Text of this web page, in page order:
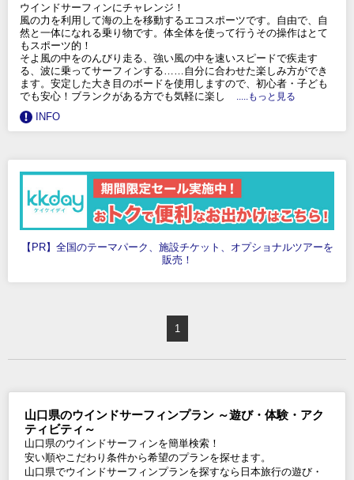
ウインドサーフィンにチャレンジ！
風の力を利用して海の上を移動するエコスポーツです。自由で、自
然と一体になれる乗り物です。体全体を使って行うその操作はとて
もスポーツ的！
そよ風の中をのんびり走る、強い風の中を速いスピードで疾走す
る、波に乗ってサーフィンする……自分に合わせた楽しみ方ができ
ます。安定した大き目のボードを使用しますので、初心者・子ども
でも安心！ブランクがある方でも気軽に楽し
.....もっと見る
INFO
【PR】全国のテーマパーク、施設チケット、オプショナルツアーを
販売！
1
山口県のウインドサーフィンプラン ～遊び・体験・アク
ティビティ～
山口県のウインドサーフィンを簡単検索！
安い順やこだわり条件から希望のプランを探せます。
山口県でウインドサーフィンプランを探すなら日本旅行の遊び・